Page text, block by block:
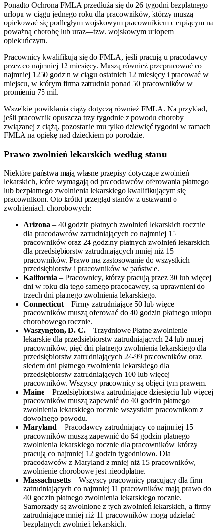
Ponadto Ochrona FMLA przedłuża się do 26 tygodni bezpłatnego
urlopu w ciągu jednego roku dla pracowników, którzy muszą
opiekować się podległym wojskowym pracownikiem cierpiącym na
poważną chorobę lub uraz—tzw. wojskowym urlopem
opiekuńczym.
Pracownicy kwalifikują się do FMLA, jeśli pracują u pracodawcy
przez co najmniej 12 miesięcy. Muszą również przepracować co
najmniej 1250 godzin w ciągu ostatnich 12 miesięcy i pracować w
miejscu, w którym firma zatrudnia ponad 50 pracowników w
promieniu 75 mil.
Wszelkie powikłania ciąży dotyczą również FMLA. Na przykład,
jeśli pracownik opuszcza trzy tygodnie z powodu choroby
związanej z ciążą, pozostanie mu tylko dziewięć tygodni w ramach
FMLA na opiekę nad dzieckiem po porodzie.
Prawo zwolnień lekarskich według stanu
Niektóre państwa mają własne przepisy dotyczące zwolnień
lekarskich, które wymagają od pracodawców oferowania płatnego
lub bezpłatnego zwolnienia lekarskiego kwalifikującym się
pracownikom. Oto krótki przegląd stanów z ustawami o
zwolnieniach chorobowych:
Arizona – 40 godzin płatnych zwolnień lekarskich rocznie
dla pracodawców zatrudniających co najmniej 15
pracowników oraz 24 godziny płatnych zwolnień lekarskich
dla przedsiębiorstw zatrudniających mniej niż 15
pracowników. Prawo ma zastosowanie do wszystkich
przedsiębiorstw i pracowników w państwie.
Kalifornia – Pracownicy, którzy pracują przez 30 lub więcej
dni w roku dla tego samego pracodawcy, są uprawnieni do
trzech dni płatnego zwolnienia lekarskiego.
Connecticut– Firmy zatrudniające 50 lub więcej
pracowników muszą oferować do 40 godzin płatnego urlopu
chorobowego rocznie.
Waszyngton, D. C. – Trzydniowe Płatne zwolnienie
lekarskie dla przedsiębiorstw zatrudniających 24 lub mniej
pracowników, pięć dni płatnego zwolnienia lekarskiego dla
przedsiębiorstw zatrudniających 24-99 pracowników oraz
siedem dni płatnego zwolnienia lekarskiego dla
przedsiębiorstw zatrudniających 100 lub więcej
pracowników. Wszyscy pracownicy są objęci tym prawem.
Maine – Przedsiębiorstwa zatrudniające dziesięciu lub więcej
pracowników muszą zapewnić do 40 godzin płatnego
zwolnienia lekarskiego rocznie wszystkim pracownikom z
dowolnego powodu.
Maryland – Pracodawcy zatrudniający co najmniej 15
pracowników muszą zapewnić do 64 godzin płatnego
zwolnienia lekarskiego rocznie dla pracowników, którzy
pracują co najmniej 12 godzin tygodniowo. Dla
pracodawców z Maryland z mniej niż 15 pracowników,
zwolnienie chorobowe jest nieodpłatne.
Massachusetts – Wszyscy pracownicy pracujący dla firm
zatrudniających co najmniej 11 pracowników mają prawo do
40 godzin płatnego zwolnienia lekarskiego rocznie.
Samorządy są zwolnione z tych zwolnień lekarskich, a firmy
zatrudniające mniej niż 11 pracowników mogą udzielać
bezpłatnych zwolnień lekarskich.